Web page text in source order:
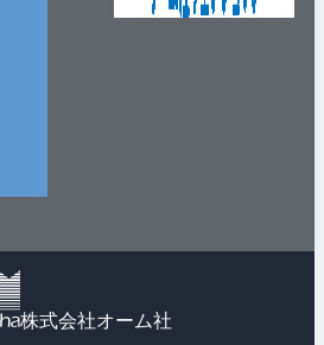
株式会社オーム社